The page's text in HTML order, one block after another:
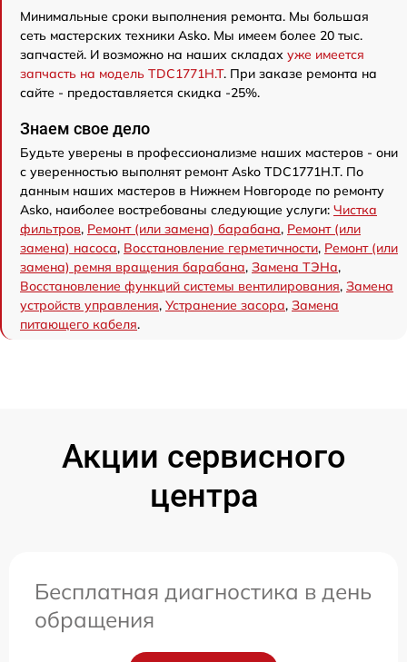
Минимальные сроки выполнения ремонта. Мы большая
сеть мастерских техники Asko. Мы имеем более 20 тыс.
запчастей. И возможно на наших складах уже имеется
запчасть на модель TDC1771H.T. При заказе ремонта на
сайте - предоставляется скидка -25%.
Знаем свое дело
Будьте уверены в профессионализме наших мастеров - они
с уверенностью выполнят ремонт Asko TDC1771H.T. По
данным наших мастеров в Нижнем Новгороде по ремонту
Asko, наиболее востребованы следующие услуги: Чистка
фильтров, Ремонт (или замена) барабана, Ремонт (или
замена) насоса, Восстановление герметичности, Ремонт (или
замена) ремня вращения барабана, Замена ТЭНа,
Восстановление функций системы вентилирования, Замена
устройств управления, Устранение засора, Замена
питающего кабеля.
Акции сервисного
центра
Бесплатная диагностика в день
обращения